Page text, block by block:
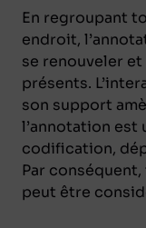
En regroupant
endroit,
se renouveler et
présents.
son support
l’annotation est
codification,
Par
peut être